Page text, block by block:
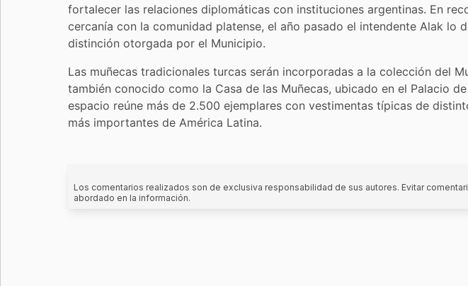
fortalecer las relaciones diplomáticas con instituciones argentinas. En
cercanía con la comunidad platense, el año pasado el intendente Alak lo
distinción otorgada por el Municipio.
Las muñecas tradicionales turcas serán incorporadas a la colección del
también conocido como la Casa de las Muñecas, ubicado en el Palacio
espacio reúne más de 2.500 ejemplares con vestimentas típicas de
más importantes de América Latina.
Los comentarios realizados son de exclusiva responsabilidad de sus autores. Evitar
abordado en la información.